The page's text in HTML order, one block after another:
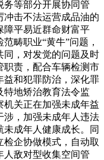
务等部分开展协同管
击不法运营成品油的
障平易近群命财富平
畴职业“黄牛”问题，
同，对发觉的问题及时
职责，配合车辆检测市
益和犯罪防治，深化罪
特地矫治教育法令监
关正在加强未成年益
涉，加强未成年人违法
成年人健康成长。同
企协做模式，自动取
人敌对型收集空间管